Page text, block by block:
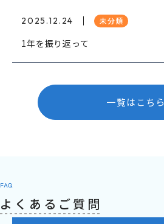
2025.12.24 未分類
1年を振り返って
一覧はこちら
FAQ
よくあるご質問